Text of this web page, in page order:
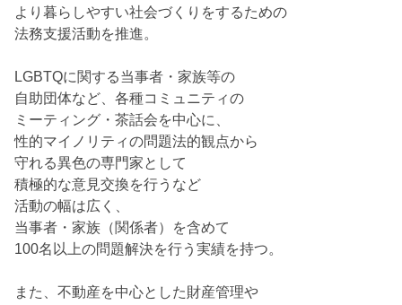
より暮らしやすい社会づくりをするための
法務支援活動を推進。
LGBTQに関する当事者・家族等の
自助団体など、各種コミュニティの
ミーティング・茶話会を中心に、
性的マイノリティの問題法的観点から
守れる異色の専門家として
積極的な意見交換を行うなど
活動の幅は広く、
当事者・家族（関係者）を含めて
100名以上の問題解決を行う実績を持つ。
また、不動産を中心とした財産管理や